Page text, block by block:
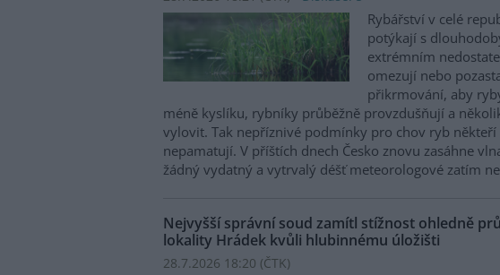
Rybářství v celé
potýkají s
extrémním
omezují nebo
přikrmování, aby
méně kyslíku, rybníky průběžně provzdušňují a
vylovit. Tak nepříznivé podmínky pro chov ryb někteří
nepamatují. V příštích dnech Česko znovu zasáhne
žádný vydatný a vytrvalý déšť meteorologové zatím
Nejvyšší správní soud zamítl stížnost ohledně
lokality Hrádek kvůli hlubinnému úložišti
28.7.2026 18:20 (ČTK)